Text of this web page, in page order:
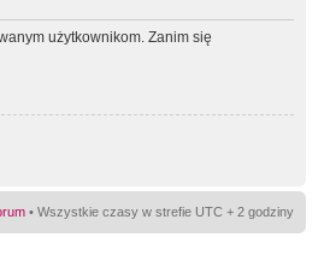
użytkownikom. Zanim się
• Wszystkie czasy w strefie UTC + 2 godziny